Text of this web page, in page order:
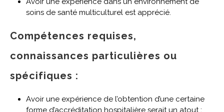
soins de santé multiculturel est apprécié.
Compétences requises,
connaissances particulières ou
spécifiques :
Avoir une expérience de l’obtention d’une certaine
forme d’accréditation hospitalière serait un atout ;